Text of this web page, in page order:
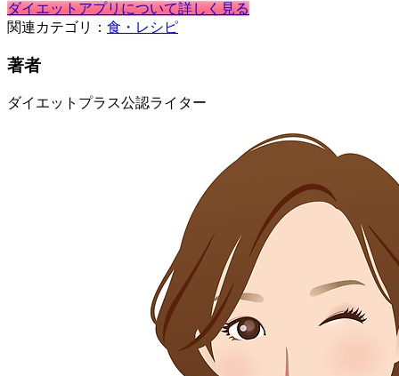
ダイエットアプリについて詳しく見る
関連カテゴリ： 食・レシピ
著者
ダイエットプラス公認ライター